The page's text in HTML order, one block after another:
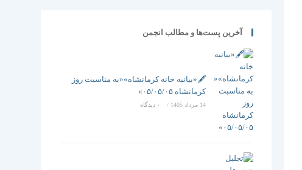
آخرین پست‌ها و مطالب انجمن
🖋️«بیانیه خانه کرمانشاه»«به مناسبت روز
کرمانشاه ۰۵/۰۵/۰۵»
14 مرداد 1405 / ۰ دیدگاه